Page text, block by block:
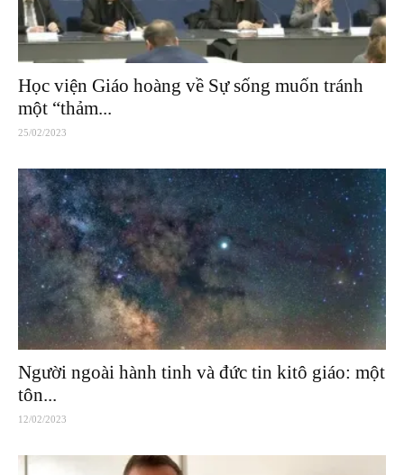
Học viện Giáo hoàng về Sự sống muốn tránh
một “thảm...
25/02/2023
Người ngoài hành tinh và đức tin kitô giáo: một
tôn...
12/02/2023